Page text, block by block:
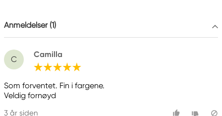
Anmeldelser (1)
C
Camilla
Som forventet. Fin i fargene.
Veldig fornøyd
3 år siden